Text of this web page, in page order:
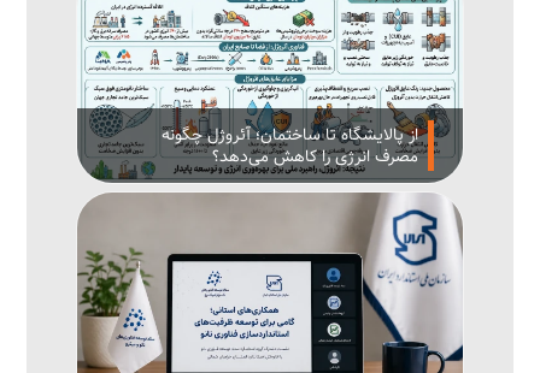
از پالایشگاه تا ساختمان؛ آئروژل چگونه
مصرف انرژی را کاهش می‌دهد؟